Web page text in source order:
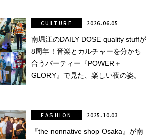
南堀江のDAILY DOSE quality stuffが
8周年！音楽とカルチャーを分かち
合うパーティー『POWER＋
GLORY』で見た、楽しい夜の姿。
CULTURE 2026.06.05
『the nonnative shop Osaka』が南
FASHION 2025.10.03